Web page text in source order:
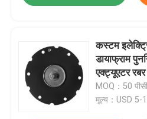
कस्टम
डायाफ्राम
एक्ट्यूएटर रबर
MOQ：50
मूल्य：USD 5-